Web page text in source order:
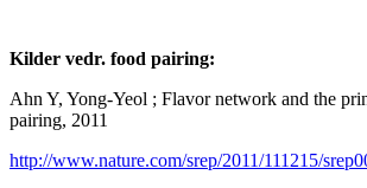
Kilder vedr. food pairing:
Ahn Y, Yong-Yeol ; Flavor network and the
pairing, 2011
http://www.nature.com/srep/2011/111215/